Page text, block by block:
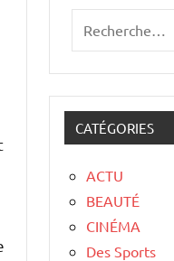
CATÉGORIES
ACTU
BEAUTÉ
CINÉMA
Des Sports